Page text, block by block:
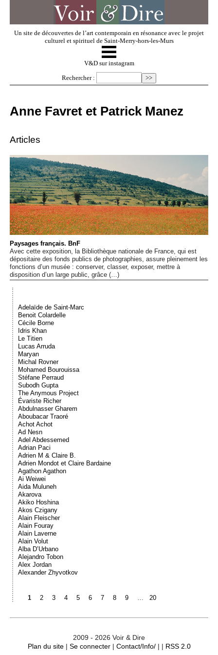
Un site de découvertes de l’art contemporain en résonance avec le projet
culturel et spirituel de Saint-Merry-hors-les-Murs
V & D
Regarder
Dossiers
Événements
Sacré
☰
V&D sur instagram
Rechercher :
Anne Favret et Patrick Manez
Articles
Paysages français. BnF
Avec cette exposition, la Bibliothèque nationale de France, qui est
dépositaire des fonds publics de photographies, assure pleinement les
fonctions d’un musée : conserver, classer, exposer, mettre à
disposition d’un large public, grâce (…)
Adelaïde de Saint-Marc
Benoit Colardelle
Cécile Borne
Idris Khan
Le Titien
Lucas Arruda
Maryan
Michal Rovner
Mohamed Bourouissa
Stéfane Perraud
Subodh Gupta
The Anymous Project
Évariste Richer
Abdulnasser Gharem
Aboubacar Traoré
Achot Achot
Ad Nesn
Adel Abdessemed
Adrian Paci
Adrien M & Claire B.
Adrien Mondot et Claire Bardaine
Agathon Agathon
Ai Weiwei
Aida Muluneh
Akarova
Akiko Hoshina
Akos Czigany
Alain Fleischer
Alain Fouray
Alain Laverne
Alain Volut
Alba D’Urbano
Alejandro Tobon
Alex Jordan
Alexander Zhyvotkov
1 2 3 4 5 6 7 8 9 … 20
2009 - 2026 Voir & Dire
Plan du site| Se connecter| Contact/Info/| | RSS 2.0